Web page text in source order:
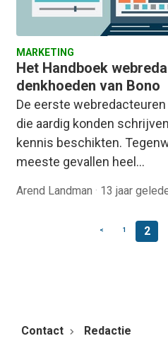
MARKETING
Het Handboek
denkhoeden van Bono
De eerste
die aardig konden
kennis beschikten.
meeste gevallen heel…
Arend Landman · 13 jaar
< 1 2
Contact Redactie